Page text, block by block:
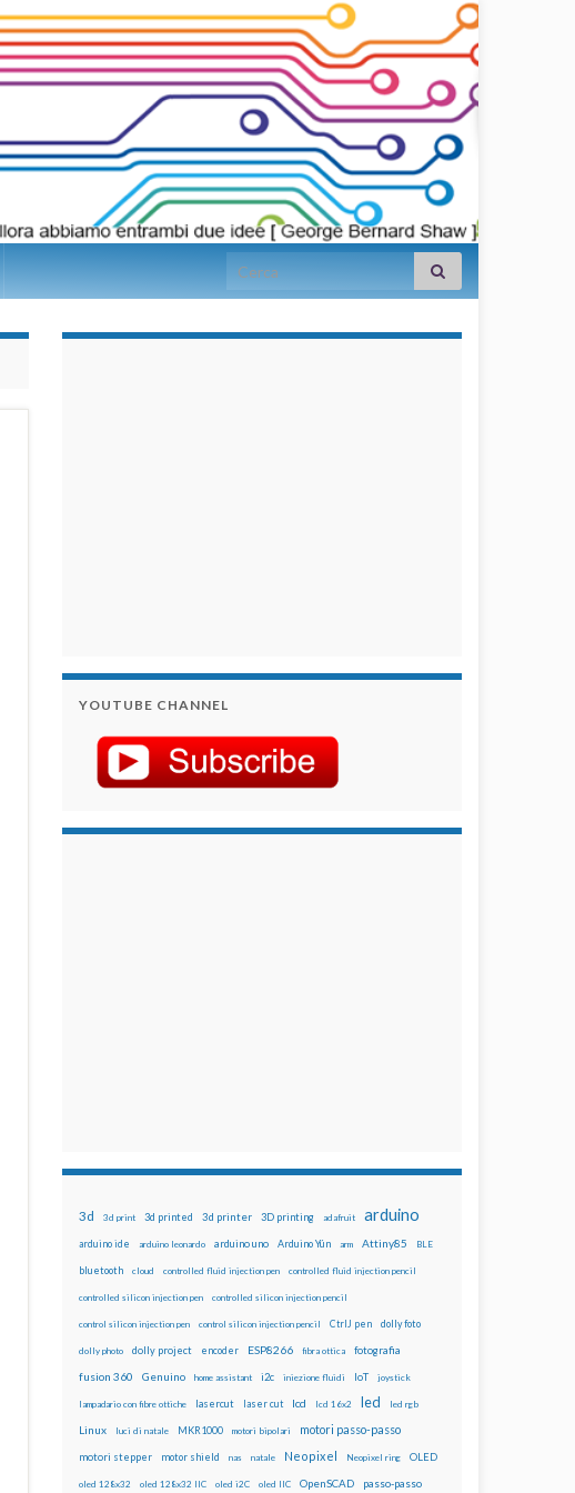
Search for:
YOUTUBE CHANNEL
3d 3d print 3d printed 3d printer 3D printing adafruit arduino
arduino ide arduino leonardo arduino uno Arduino Yún arm Attiny85 BLE
bluetooth cloud controlled fluid injection pen controlled fluid injection pencil
controlled silicon injection pen controlled silicon injection pencil
control silicon injection pen control silicon injection pencil CtrlJ pen dolly foto
dolly photo dolly project encoder ESP8266 fibra ottica fotografia
fusion 360 Genuino home assistant i2c iniezione fluidi IoT joystick
lampadario con fibre ottiche lasercut laser cut lcd lcd 16x2 led led rgb
Linux luci di natale MKR1000 motori bipolari motori passo-passo
motori stepper motor shield nas natale Neopixel Neopixel ring OLED
oled 128x32 oled 128x32 IIC oled i2C oled IIC OpenSCAD passo-passo